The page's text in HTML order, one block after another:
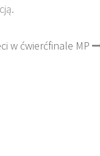
w ćwierćfinale MP